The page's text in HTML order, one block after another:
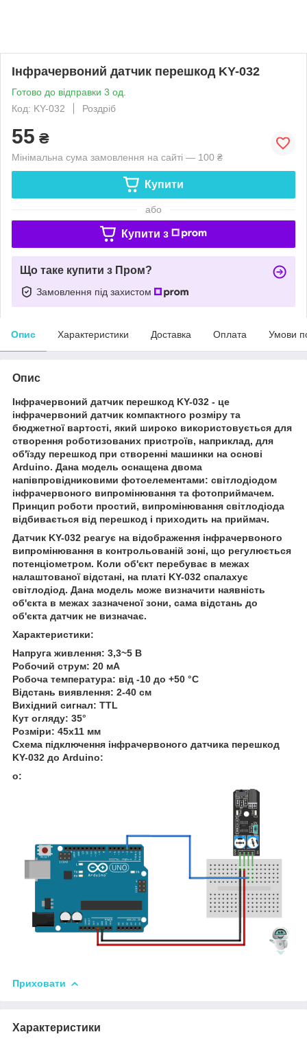
Інфрачервоний датчик перешкод KY-032
Готово до відправки 3 од.
Код: KY-032
Роздріб
55 ₴
Мінімальна сума замовлення на сайті — 100 ₴
Купити
або
Купити з
Що таке купити з Пром?
Замовлення під захистом
Опис Характеристики Доставка Оплата Умови
Опис
Інфрачервоний датчик перешкод KY-032 - це
інфрачервоний датчик компактного розміру та
бюджетної вартості, який широко використовується для
створення роботизованих пристроїв, наприклад, для
об'їзду перешкод при створенні машинки на основі
Arduino. Дана модель оснащена двома
напівпровідниковими фотоелементами: світлодіодом
інфрачервоного випромінювання та фотоприймачем.
Принцип роботи простий, випромінювання світлодіода
відбивається від перешкод і приходить на приймач.
Датчик KY-032 реагує на відображення інфрачервоного
випромінювання в контрольованій зоні, що регулюється
потенціометром. Коли об'єкт перебуває в межах
налаштованої відстані, на платі KY-032 спалахує
світлодіод. Дана модель може визначити наявність
об'єкта в межах зазначеної зони, сама відстань до
об'єкта датчик не визначає.
Характеристики:
Напруга живлення: 3,3~5 В
Робочий струм: 20 мА
Робоча температура: від -10 до +50 °С
Відстань виявлення: 2-40 см
Вихідний сигнал: TTL
Кут огляду: 35°
Розміри: 45x11 мм
Схема підключення інфрачервоного датчика перешкод
KY-032 до Arduino:
o:
Приховати
Характеристики